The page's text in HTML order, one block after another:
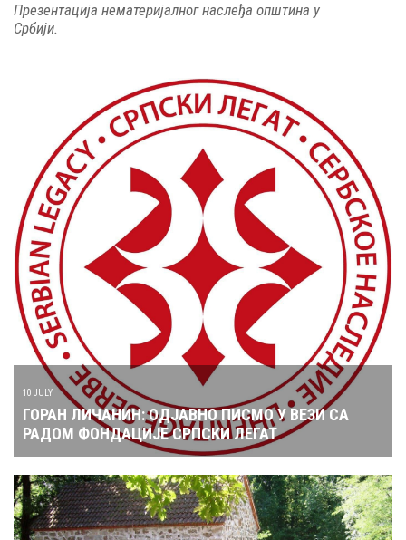
Презентација нематеријалног наслеђа општина у
Србији.
10 JULY
ГОРАН ЛИЧАНИН: ОДЈАВНО ПИСМО У ВЕЗИ СА
РАДОМ ФОНДАЦИЈЕ СРПСКИ ЛЕГАТ